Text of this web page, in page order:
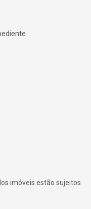
imóveis estão sujeitos